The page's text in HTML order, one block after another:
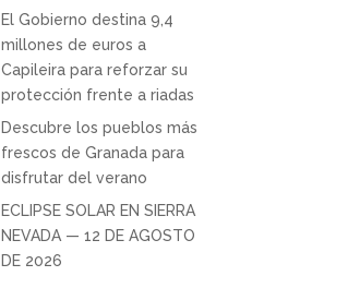
El Gobierno destina 9,4
millones de euros a
Capileira para reforzar su
protección frente a riadas
Descubre los pueblos más
frescos de Granada para
disfrutar del verano
ECLIPSE SOLAR EN SIERRA
NEVADA — 12 DE AGOSTO
DE 2026